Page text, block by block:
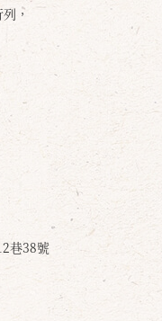
，
巷38號